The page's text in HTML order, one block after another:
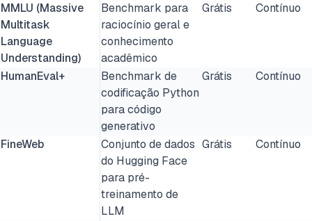
MMLU (Massive
Multitask
Language
Understanding)
Benchmark para
raciocínio geral e
conhecimento
acadêmico
Grátis Contínuo
HumanEval+
Benchmark de
codificação Python
para código
generativo
Grátis Contínuo
FineWeb
Conjunto de dados
do Hugging Face
para pré-
treinamento de
LLM
Grátis Contínuo